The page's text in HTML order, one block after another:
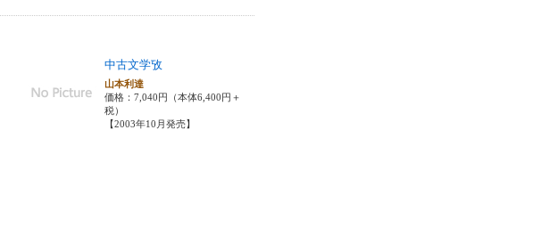
中古文学攷
山本利達
価格：7,040円（本体6,400円＋
税）
【2003年10月発売】